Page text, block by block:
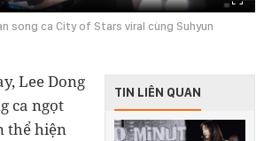
song ca City of Stars viral cùng Suhyun
TIN LIÊN QUAN
Lee Dong
ca ngọt
thể hiện